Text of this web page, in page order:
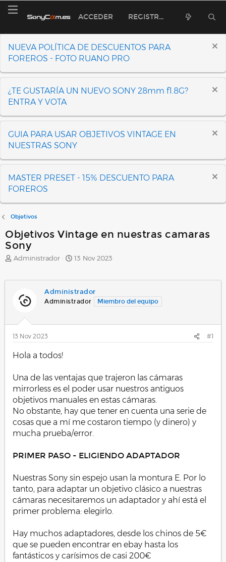
ACCEDER REGISTRARSE
NUEVA POLÍTICA DE DESCUENTOS PARA
FOREROS - FOTO RUANO PRO
¿TE GUSTARÍA UN NUEVO SONY 28mm f1.8G?
ENTRA Y VOTA
GUIA PARA USAR OBJETIVOS VINTAGE EN
NUESTRAS SONY
MASTER PRESET - 15% DESCUENTO PARA
FOREROS
Objetivos
Objetivos Vintage en nuestras camaras
Sony
A
Administrador
F
a
d
13 Nov 2023
Administrador
Administrador Miembro del equipo
13 Nov 2023 #1
Hola a todos!
Una de las ventajas que trajeron las cámaras
mirrorless es el poder usar nuestros antiguos
objetivos manuales en estas cámaras.
No obstante, hay que tener en cuenta una serie de
cosas que a mí me costaron tiempo (y dinero) y
mucha prueba/error.
PRIMER PASO - ELIGIENDO ADAPTADOR
Nuestras Sony sin espejo usan la montura E. Por lo
tanto, para adaptar un objetivo clásico a nuestras
cámaras necesitaremos un adaptador y ahí está el
primer problema: elegirlo.
Hay muchos adaptadores, desde los chinos de 5€
que se pueden encontrar en ebay hasta los
fantásticos y carísimos de casi 200€